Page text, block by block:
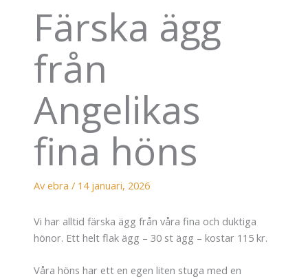
Färska ägg
från
Angelikas
fina höns
Avebra/ 14 januari, 2026
Vi har alltid färska ägg från våra fina och duktiga
hönor. Ett helt flak ägg – 30 st ägg – kostar 115 kr.
Våra höns har ett en egen liten stuga med en